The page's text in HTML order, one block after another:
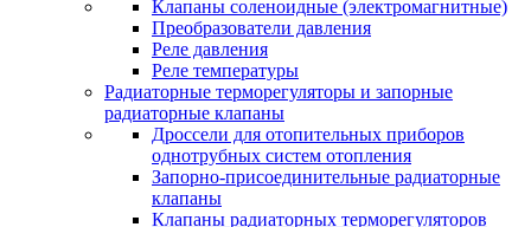
Клапаны соленоидные (электромагнитные)
Преобразователи давления
Реле давления
Реле температуры
Радиаторные терморегуляторы и запорные
радиаторные клапаны
Дроссели для отопительных приборов
однотрубных систем отопления
Запорно-присоединительные радиаторные
клапаны
Клапаны радиаторных терморегуляторов